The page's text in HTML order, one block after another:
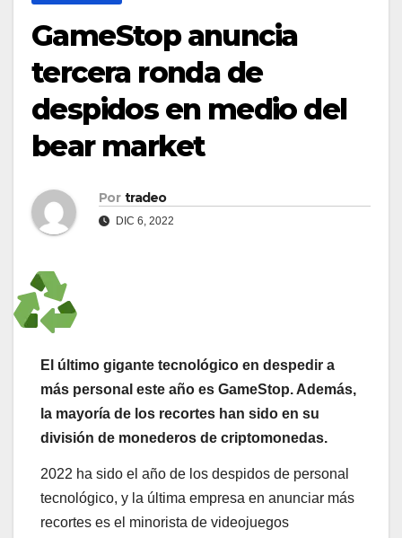
GameStop anuncia
tercera ronda de
despidos en medio del
bear market
Por tradeo
DIC 6, 2022
El último gigante tecnológico en despedir a
más personal este año es GameStop. Además,
la mayoría de los recortes han sido en su
división de monederos de criptomonedas.
2022 ha sido el año de los despidos de personal
tecnológico, y la última empresa en anunciar más
recortes es el minorista de videojuegos